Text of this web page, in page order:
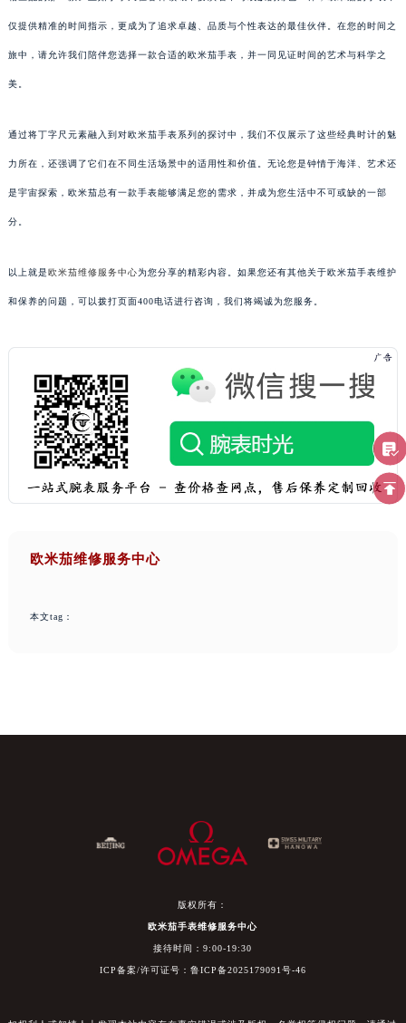
仅提供精准的时间指示，更成为了追求卓越、品质与个性表达的最佳伙伴。在您的时间之
旅中，请允许我们陪伴您选择一款合适的欧米茄手表，并一同见证时间的艺术与科学之
美。
通过将丁字尺元素融入到对欧米茄手表系列的探讨中，我们不仅展示了这些经典时计的魅
力所在，还强调了它们在不同生活场景中的适用性和价值。无论您是钟情于海洋、艺术还
是宇宙探索，欧米茄总有一款手表能够满足您的需求，并成为您生活中不可或缺的一部
分。
以上就是 欧米茄维修服务中心为您分享的精彩内容。如果您还有其他关于欧米茄手表维护
和保养的问题，可以拨打页面400电话进行咨询，我们将竭诚为您服务。
欧米茄维修服务中心
本文tag：
版权所有：
欧米茄手表维修服务中心
接待时间：9:00-19:30
ICP备案/许可证号：鲁ICP备2025179091号-46